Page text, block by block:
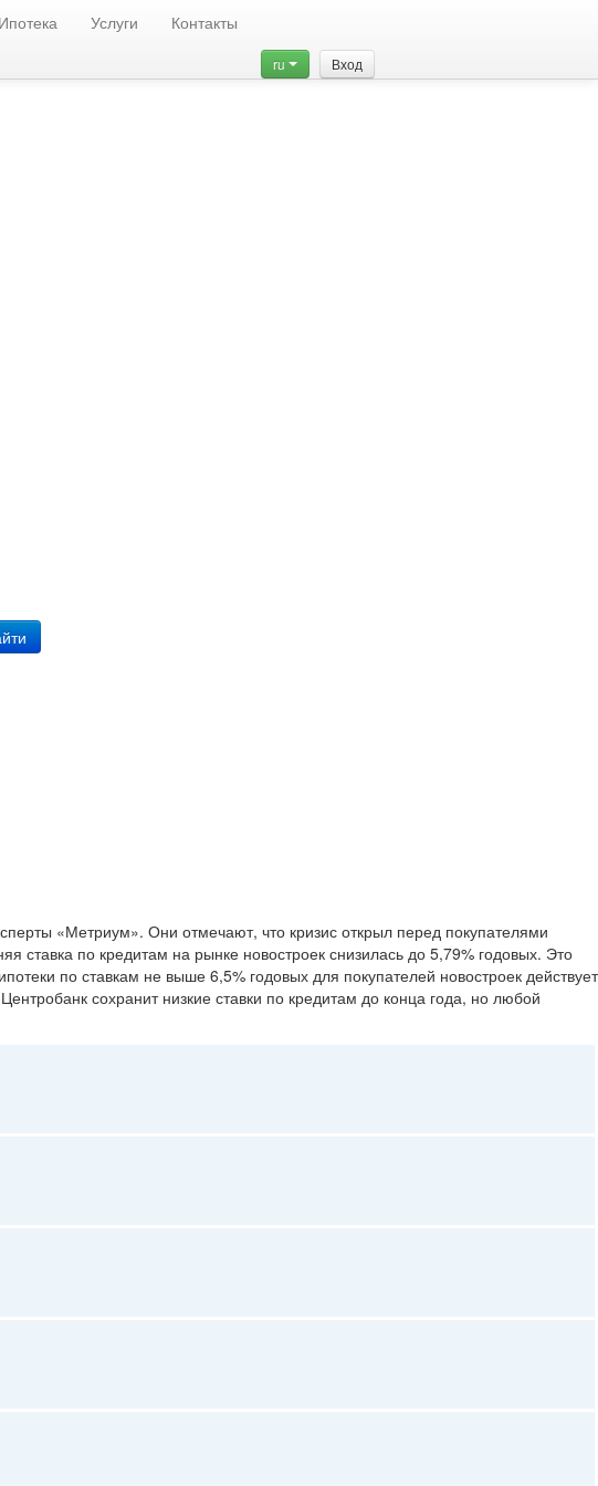
Ипотека Услуги Контакты
ru Вход
«Метриум». Они отмечают, что кризис открыл перед покупателями
ставка по кредитам на рынке новостроек снизилась до 5,79% годовых. Это
по ставкам не выше 6,5% годовых для покупателей новостроек действует
сохранит низкие ставки по кредитам до конца года, но любой